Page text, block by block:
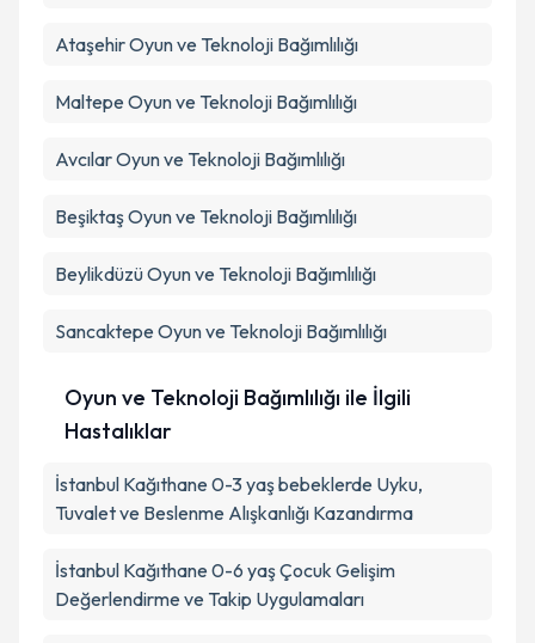
AtaşehirOyun ve Teknoloji Bağımlılığı
Maltepe Oyun ve Teknoloji Bağımlılığı
AvcılarOyun ve Teknoloji Bağımlılığı
BeşiktaşOyun ve Teknoloji Bağımlılığı
BeylikdüzüOyun ve Teknoloji Bağımlılığı
Sancaktepe Oyun ve Teknoloji Bağımlılığı
Oyun ve Teknoloji Bağımlılığı ile İlgili
Hastalıklar
İstanbul Kağıthane 0-3 yaş bebeklerde Uyku,
Tuvalet ve Beslenme Alışkanlığı Kazandırma
İstanbul Kağıthane 0-6 yaş Çocuk Gelişim
Değerlendirme ve Takip Uygulamaları